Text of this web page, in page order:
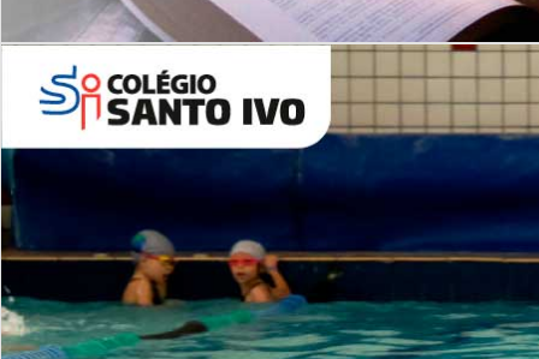
Leituras Literárias
ALUNOS NOVOS
Entre em Contato